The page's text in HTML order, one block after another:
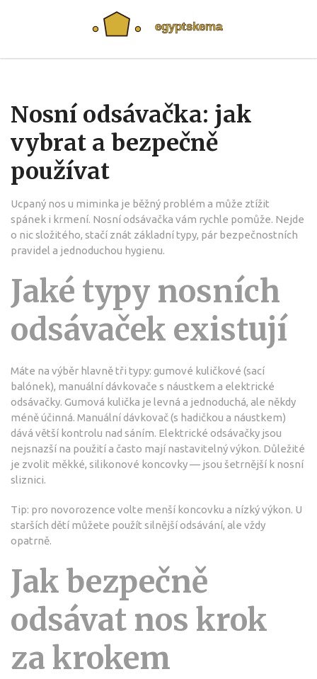
Nosní odsávačka: jak
vybrat a bezpečně
používat
Ucpaný nos u miminka je běžný problém a může ztížit
spánek i krmení. Nosní odsávačka vám rychle pomůže. Nejde
o nic složitého, stačí znát základní typy, pár bezpečnostních
pravidel a jednoduchou hygienu.
Jaké typy nosních
odsávaček existují
Máte na výběr hlavně tři typy: gumové kuličkové (sací
balónek), manuální dávkovače s náustkem a elektrické
odsávačky. Gumová kulička je levná a jednoduchá, ale někdy
méně účinná. Manuální dávkovač (s hadičkou a náustkem)
dává větší kontrolu nad sáním. Elektrické odsávačky jsou
nejsnazší na použití a často mají nastavitelný výkon. Důležité
je zvolit měkké, silikonové koncovky — jsou šetrnější k nosní
sliznici.
Tip: pro novorozence volte menší koncovku a nízký výkon. U
starších dětí můžete použít silnější odsávání, ale vždy
opatrně.
Jak bezpečně
odsávat nos krok
za krokem